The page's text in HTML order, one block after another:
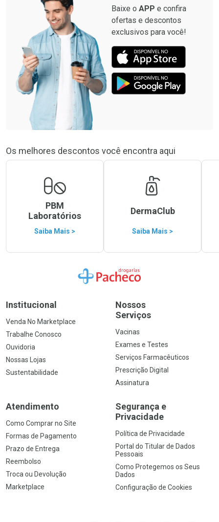
Baixe o APP e confira
ofertas e descontos
exclusivos para você!
Os melhores descontos você encontra aqui
PBM
Laboratórios
Saiba Mais >
DermaClub
Saiba Mais >
Ir para a Home
Institucional
Venda No Marketplace
Trabalhe Conosco
Ouvidoria
Nossas Lojas
Sustentabilidade
Nossos
Serviços
Vacinas
Exames e Testes
Serviços Farmacêuticos
Prescrição Digital
Assinatura
Atendimento
Como Comprar no Site
Formas de Pagamento
Prazo de Entrega
Reembolso
Troca ou Devolução
Marketplace
Segurança e
Privacidade
Política de Privacidade
Portal do Titular de Dados
Pessoais
Como Protegemos os Seus
Dados
Configuração de Cookies